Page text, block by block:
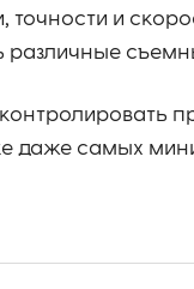
и
различные
даже самых